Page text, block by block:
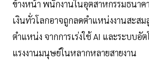
ข้างหน้า พนักงานในอุตสาหกรรมธนาค
เงินทั่วโลกอาจถูกลดตำแหน่งงานสะสม
ตำแหน่ง จากการเร่งใช้ AI และระบบ
แรงงานมนุษย์ในหลากหลายสายงาน